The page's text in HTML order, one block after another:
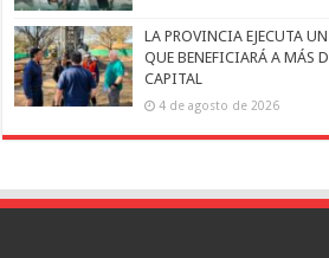
LA PROVINCIA EJECUTA
QUE BENEFICIARÁ A MÁS
CAPITAL
4 de agosto de 2026